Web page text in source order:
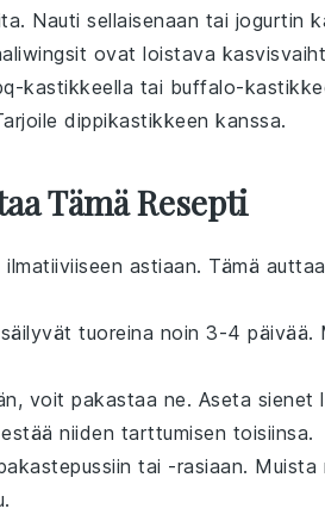
Nauti sellaisenaan tai jogurtin
ovat loistava
kastikkeella tai buffalo-
dippikastikkeen kanssa.
Tämä Resepti
astiaan. Tämä
tuoreina noin 3-4
voit pakastaa ne. Aseta sienet
niiden tarttumisen toisiinsa.
tai -rasiaan. Muista